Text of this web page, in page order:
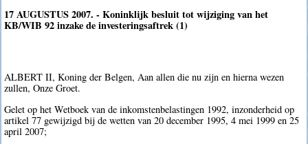
17 AUGUSTUS 2007. - Koninklijk besluit tot wijziging van het
KB/WIB 92 inzake de investeringsaftrek (1)
ALBERT II, Koning der Belgen, Aan allen die nu zijn en hierna wezen
zullen, Onze Groet.
Gelet op het Wetboek van de inkomstenbelastingen 1992, inzonderheid op
artikel 77 gewijzigd bij de wetten van 20 december 1995, 4 mei 1999 en 25
april 2007;